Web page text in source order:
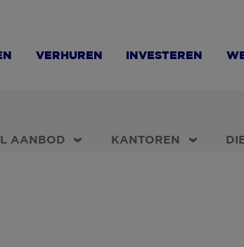
VERHUREN INVESTEREN
AANBOD KANTOREN